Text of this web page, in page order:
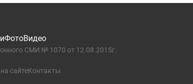
ФотоВидео
СМИ № 1070 от 12.08.2015г.
сайтеКонтакты